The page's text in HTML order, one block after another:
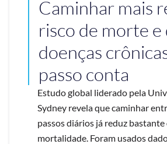
Caminhar mais
risco de morte e
doenças
passo conta
Estudo global liderado pela
Sydney revela que caminhar
passos diários já reduz bastante
mortalidade. Foram usados